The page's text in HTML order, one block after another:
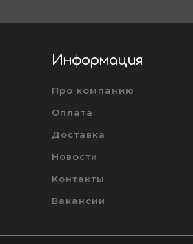
Информация
Про компанию
Оплата
Доставка
Новости
Контакты
Вакансии